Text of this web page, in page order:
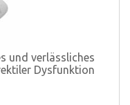
und verlässliches
Dysfunktion